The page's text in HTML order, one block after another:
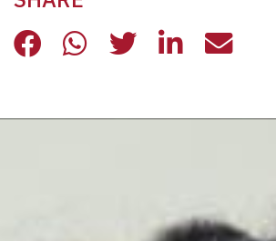
CUSTODI SOCIALI:
CUSTODICUSTODI